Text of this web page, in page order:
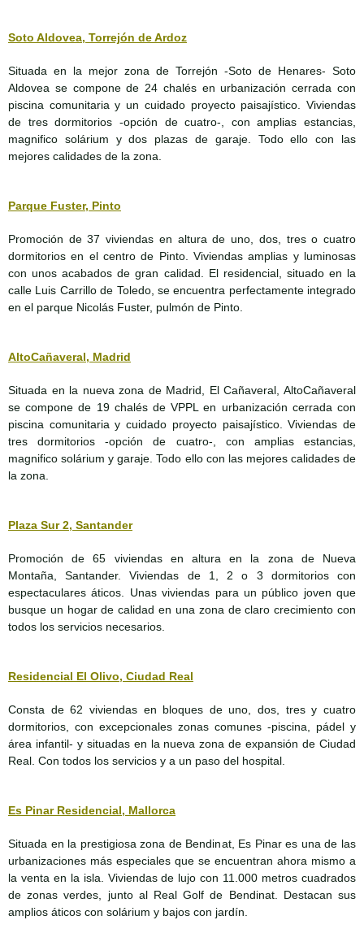
Soto Aldovea, Torrejón de Ardoz
Situada en la mejor zona de Torrejón -Soto de Henares- Soto
Aldovea se compone de 24 chalés en urbanización cerrada con
piscina comunitaria y un cuidado proyecto paisajístico. Viviendas
de tres dormitorios -opción de cuatro-, con amplias estancias,
magnifico solárium y dos plazas de garaje. Todo ello con las
mejores calidades de la zona.
Parque Fuster, Pinto
Promoción de 37 viviendas en altura de uno, dos, tres o cuatro
dormitorios en el centro de Pinto. Viviendas amplias y luminosas
con unos acabados de gran calidad. El residencial, situado en la
calle Luis Carrillo de Toledo, se encuentra perfectamente integrado
en el parque Nicolás Fuster, pulmón de Pinto.
AltoCañaveral, Madrid
Situada en la nueva zona de Madrid, El Cañaveral, AltoCañaveral
se compone de 19 chalés de VPPL en urbanización cerrada con
piscina comunitaria y cuidado proyecto paisajístico. Viviendas de
tres dormitorios -opción de cuatro-, con amplias estancias,
magnifico solárium y garaje. Todo ello con las mejores calidades de
la zona.
Plaza Sur 2, Santander
Promoción de 65 viviendas en altura en la zona de Nueva
Montaña, Santander. Viviendas de 1, 2 o 3 dormitorios con
espectaculares áticos. Unas viviendas para un público joven que
busque un hogar de calidad en una zona de claro crecimiento con
todos los servicios necesarios.
Residencial El Olivo, Ciudad Real
Consta de 62 viviendas en bloques de uno, dos, tres y cuatro
dormitorios, con excepcionales zonas comunes -piscina, pádel y
área infantil- y situadas en la nueva zona de expansión de Ciudad
Real. Con todos los servicios y a un paso del hospital.
Es Pinar Residencial, Mallorca
Situada en la prestigiosa zona de Bendinat, Es Pinar es una de las
urbanizaciones más especiales que se encuentran ahora mismo a
la venta en la isla. Viviendas de lujo con 11.000 metros cuadrados
de zonas verdes, junto al Real Golf de Bendinat. Destacan sus
amplios áticos con solárium y bajos con jardín.